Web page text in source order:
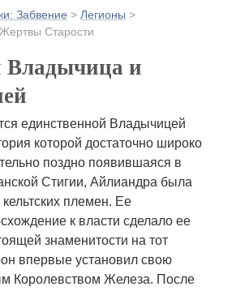
Забвение > Легионы >
Старости
Владычица и
единственной Владычицей
которой достаточно широко
поздно появившаяся в
Стигии, Айлиандра была
племен. Ее
к власти сделало ее
знаменитости на тот
впервые установил свою
Королевством Железа. После